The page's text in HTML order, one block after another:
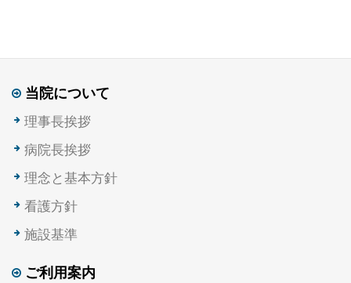
当院について
理事長挨拶
病院長挨拶
理念と基本方針
看護方針
施設基準
ご利用案内